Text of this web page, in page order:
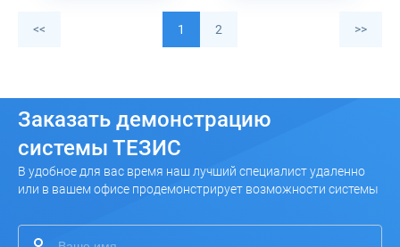
<< 1 2 >>
Заказать демонстрацию
системы ТЕЗИС
В удобное для вас время наш лучший специалист удаленно
или в вашем офисе продемонстрирует возможности системы